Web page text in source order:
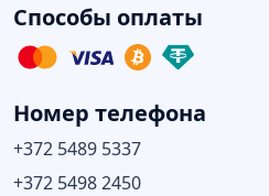
Способы оплаты
Номер телефона
+372 5489 5337
+372 5498 2450